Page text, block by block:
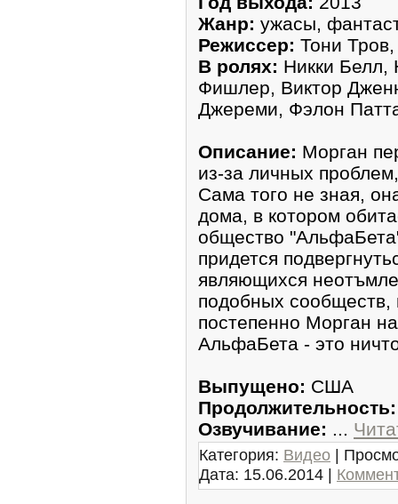
Жанр: ужасы,
Режиссер: Тони
В ролях: Никки Белл,
Фишлер, Виктор
Джереми, Фэлон
Описание: Морган
из-за личных
Сама того не зная,
дома, в котором
общество
придется
являющихся
подобных
постепенно Морган
АльфаБета - это
Выпущено: США
Продолжительность:
Озвучивание: ...
Категория: Видео |
Дата: 15.06.2014 |